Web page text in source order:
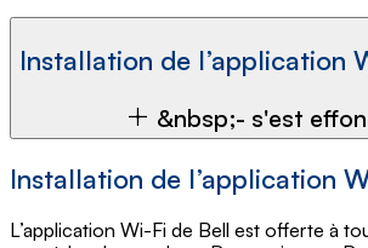
Installation de l’application
&nbsp;- s'est
Installation de l’application
L’application Wi-Fi de Bell est offerte à